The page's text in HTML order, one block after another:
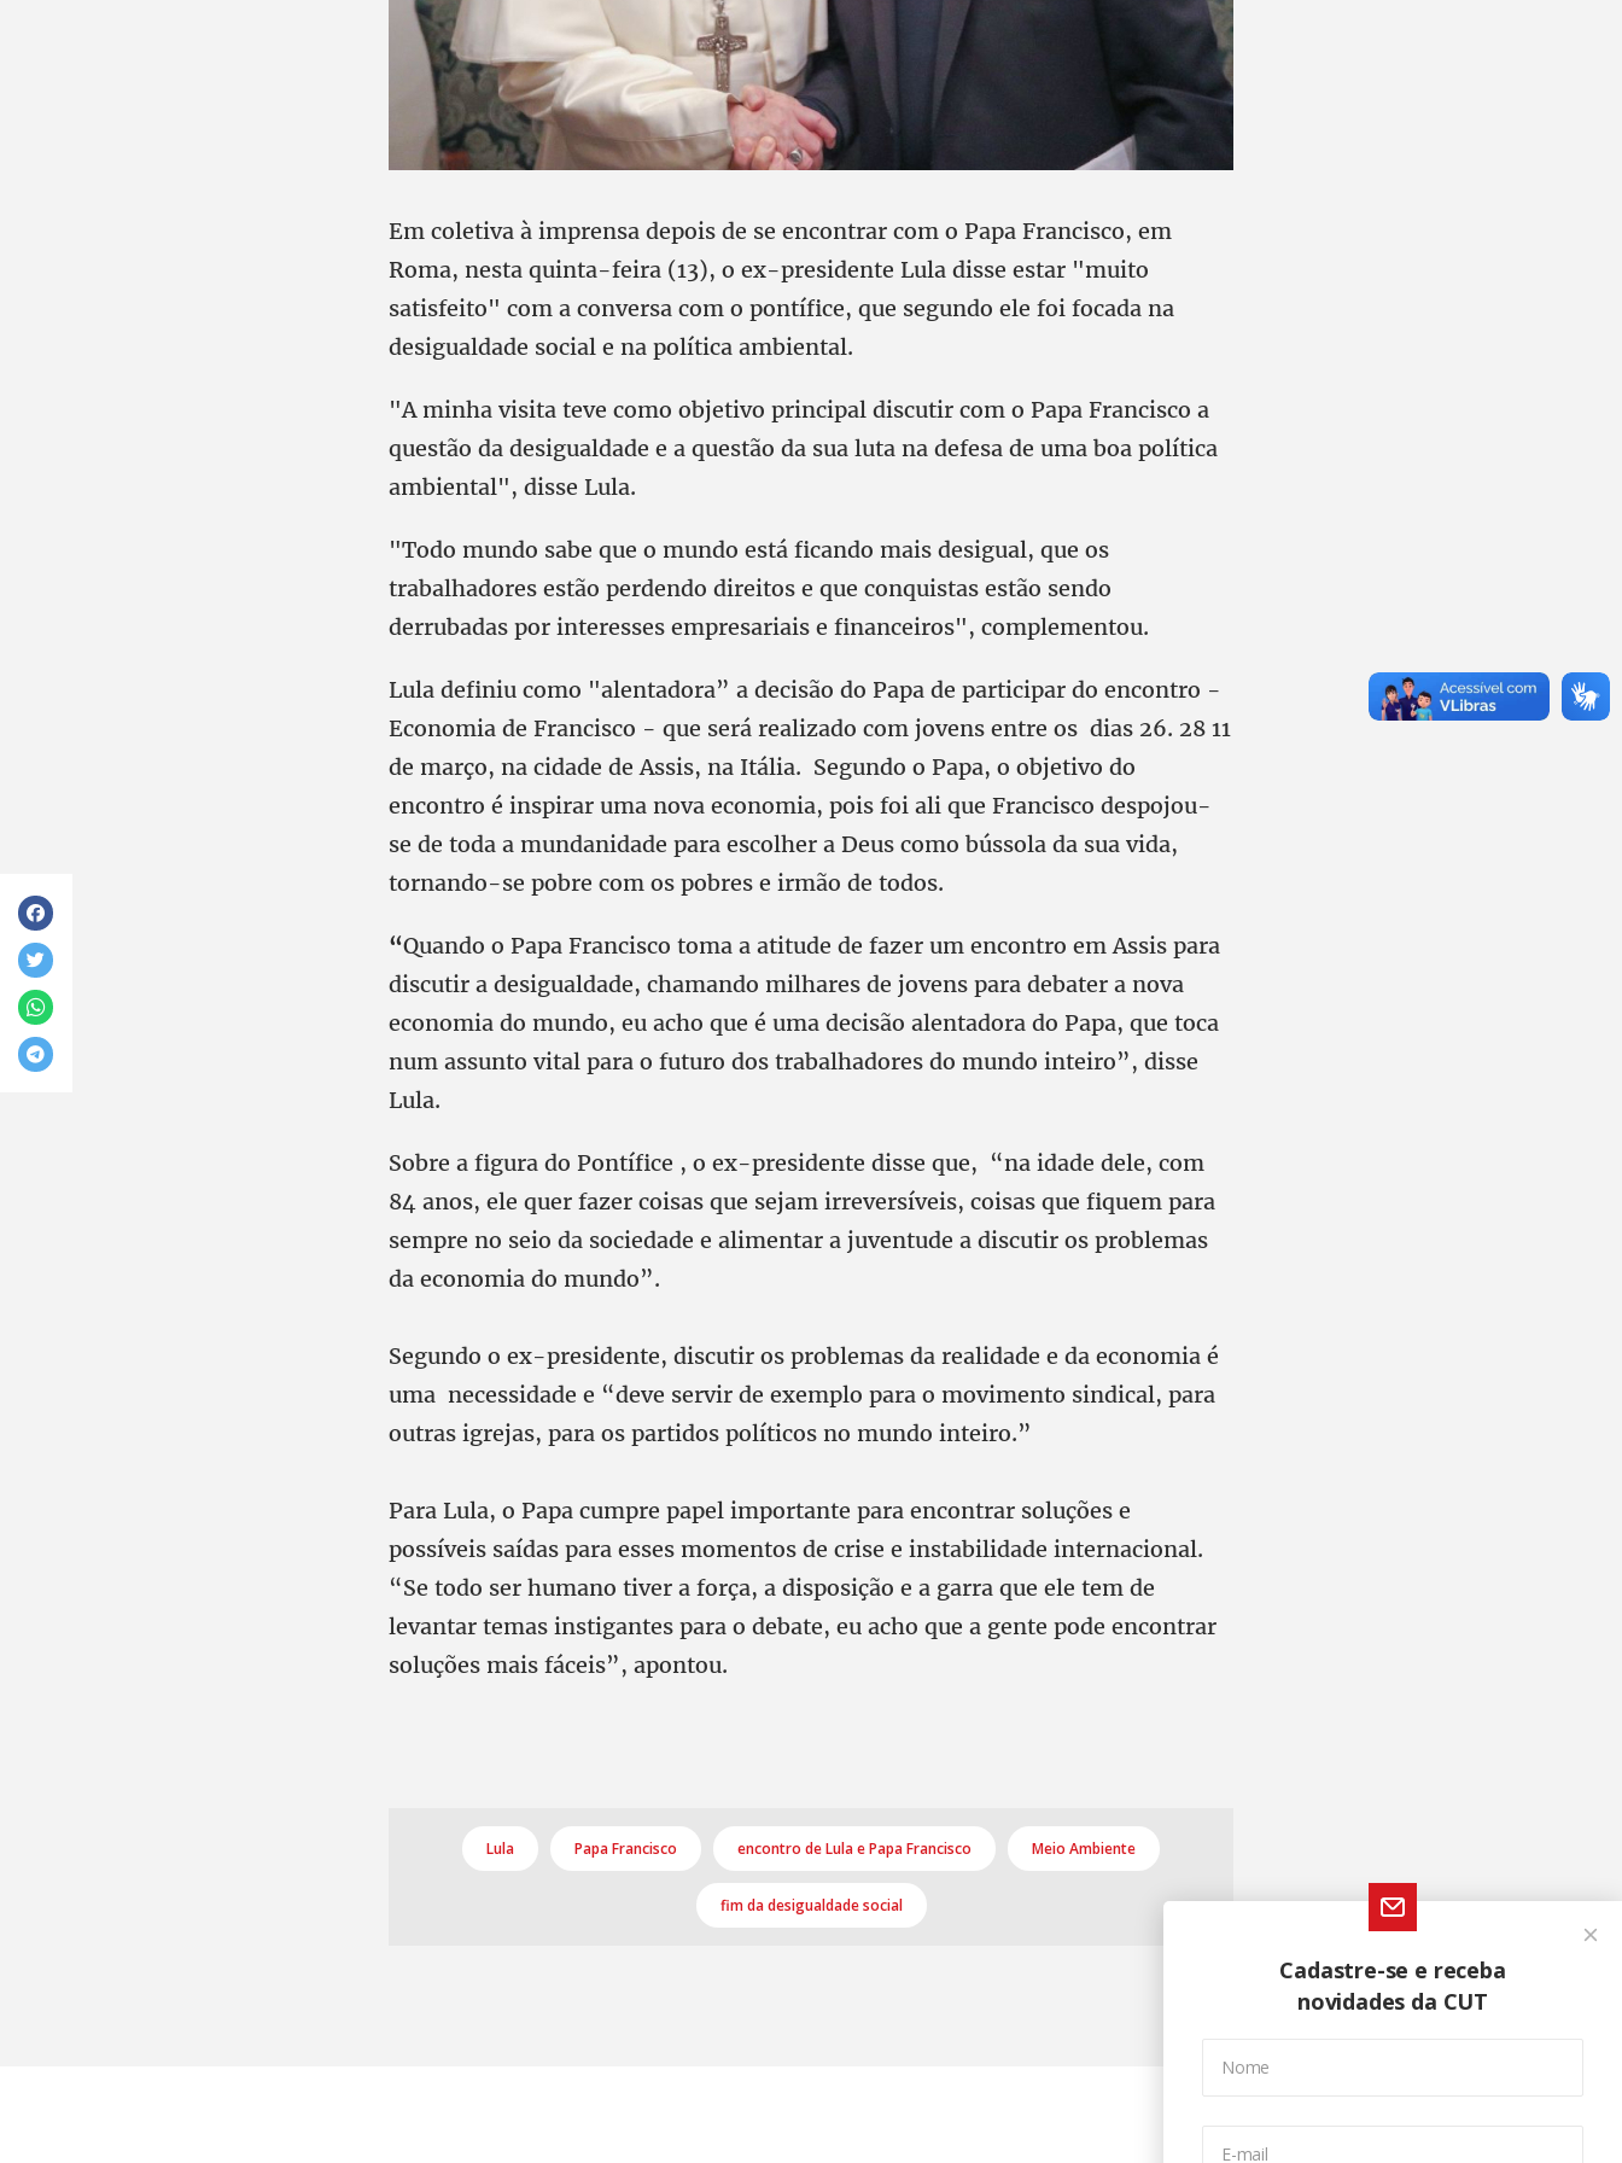
Em coletiva à imprensa depois de se encontrar com o Papa Francisco, em
Roma, nesta quinta-feira (13), o ex-presidente Lula disse estar "muito
satisfeito" com a conversa com o pontífice, que segundo ele foi focada na
desigualdade social e na política ambiental.
"A minha visita teve como objetivo principal discutir com o Papa Francisco a
questão da desigualdade e a questão da sua luta na defesa de uma boa política
ambiental", disse Lula.
"Todo mundo sabe que o mundo está ficando mais desigual, que os
trabalhadores estão perdendo direitos e que conquistas estão sendo
derrubadas por interesses empresariais e financeiros", complementou.
Lula definiu como "alentadora” a decisão do Papa de participar do encontro -
Economia de Francisco - que será realizado com jovens entre os dias 26. 28 11
de março, na cidade de Assis, na Itália. Segundo o Papa, o objetivo do
encontro é inspirar uma nova economia, pois foi ali que Francisco despojou-
se de toda a mundanidade para escolher a Deus como bússola da sua vida,
tornando-se pobre com os pobres e irmão de todos.
“Quando o Papa Francisco toma a atitude de fazer um encontro em Assis para
discutir a desigualdade, chamando milhares de jovens para debater a nova
economia do mundo, eu acho que é uma decisão alentadora do Papa, que toca
num assunto vital para o futuro dos trabalhadores do mundo inteiro”, disse
Lula.
Sobre a figura do Pontífice , o ex-presidente disse que, “na idade dele, com
84 anos, ele quer fazer coisas que sejam irreversíveis, coisas que fiquem para
sempre no seio da sociedade e alimentar a juventude a discutir os problemas
da economia do mundo”.
Segundo o ex-presidente, discutir os problemas da realidade e da economia é
uma necessidade e “deve servir de exemplo para o movimento sindical, para
outras igrejas, para os partidos políticos no mundo inteiro.”
Para Lula, o Papa cumpre papel importante para encontrar soluções e
possíveis saídas para esses momentos de crise e instabilidade internacional.
“Se todo ser humano tiver a força, a disposição e a garra que ele tem de
levantar temas instigantes para o debate, eu acho que a gente pode encontrar
soluções mais fáceis”, apontou.
Lula Papa Francisco encontro de Lula e Papa Francisco Meio Ambiente
fim da desigualdade social
Cadastre-se e receba
novidades da CUT
Nome
E-mail